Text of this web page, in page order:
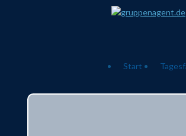
Start